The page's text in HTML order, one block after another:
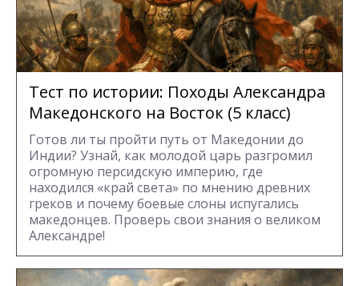
Тест по истории: Походы Александра
Македонского на Восток (5 класс)
Готов ли ты пройти путь от Македонии до
Индии? Узнай, как молодой царь разгромил
огромную персидскую империю, где
находился «край света» по мнению древних
греков и почему боевые слоны испугались
македонцев. Проверь свои знания о великом
Александре!